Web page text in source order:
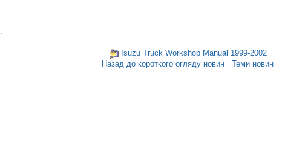
.
Isuzu Truck Workshop Manual 1999-2002
Назад до короткого огляду новин
Теми новин